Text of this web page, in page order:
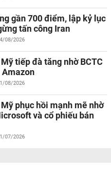
gần 700 điểm, lập kỷ lục
tấn công Iran
08/2026
tiếp đà tăng nhờ BCTC
Amazon
08/2026
phục hồi mạnh mẽ nhờ
và cổ phiếu bán
07/2026